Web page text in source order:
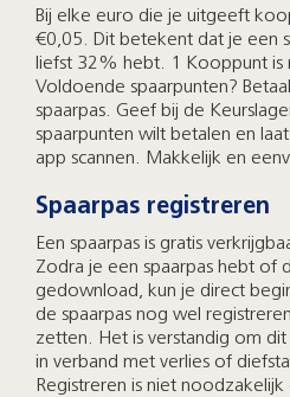
Bij elke euro die je uitgeeft
€0,05. Dit betekent dat je een
liefst 32% hebt. 1 Kooppunt is
Voldoende spaarpunten?
spaarpas. Geef bij de
spaarpunten wilt betalen en
app scannen. Makkelijk en
Spaarpas registreren
Een spaarpas is gratis
Zodra je een spaarpas hebt of
gedownload, kun je direct
de spaarpas nog wel
zetten. Het is verstandig om
in verband met verlies of
Registreren is niet